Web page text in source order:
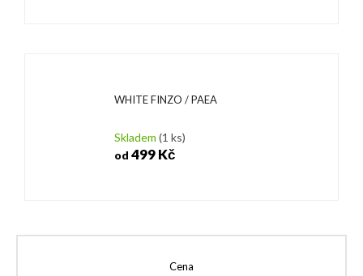
WHITE FINZO / PAEA
Skladem (1 ks)
od 499 Kč
Cena